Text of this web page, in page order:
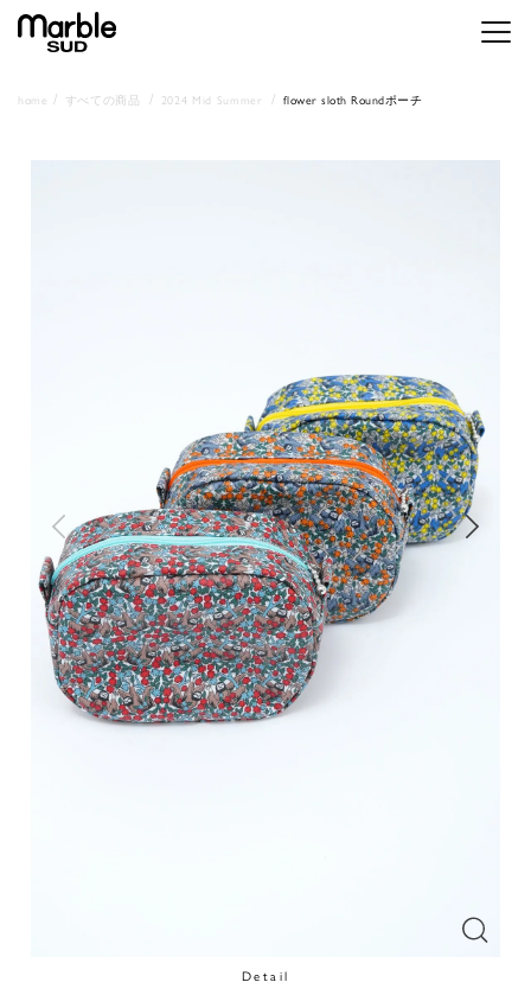
メニ
home すべての商品 2024 Mid Summer flower sloth Roundポーチ
Detail